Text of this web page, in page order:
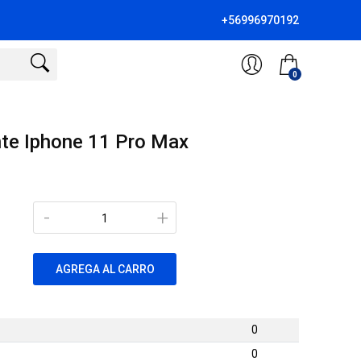
+56996970192
0
Iphone 11 Pro Max
+
-
AGREGA AL CARRO
0
0